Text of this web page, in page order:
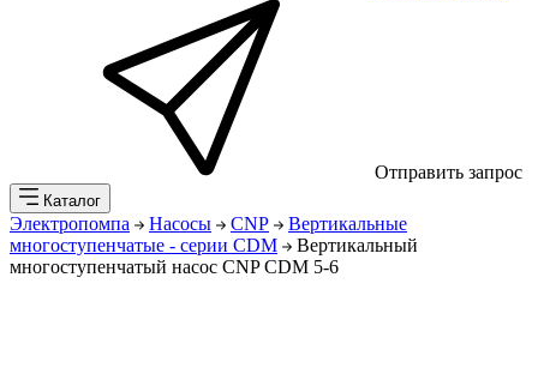
Отправить запрос
Каталог
Электропомпа Насосы CNP
Вертикальные
многоступенчатые - серии CDM
Вертикальный
многоступенчатый насос CNP CDM 5-6